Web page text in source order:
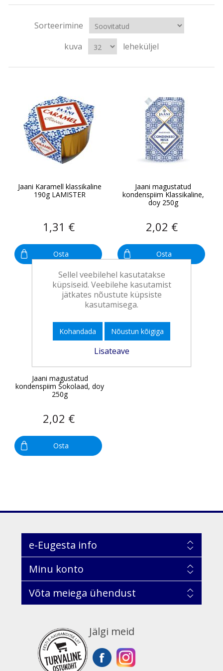
Sorteerimine
kuva
leheküljel
Jaani Karamell klassikaline
190g LAMISTER
1,31 €
Osta
Jaani magustatud
kondenspiim Klassikaline,
doy 250g
2,02 €
Osta
Jaani magustatud
kondenspiim Šokolaad, doy
250g
2,02 €
Osta
e-Eugesta info
Minu konto
Võta meiega ühendust
Jälgi meid
Sellel veebilehel kasutatakse
küpsiseid. Veebilehe kasutamist
jätkates nõustute küpsiste
kasutamisega.
Kohandada Nõustun kõigiga
Lisateave